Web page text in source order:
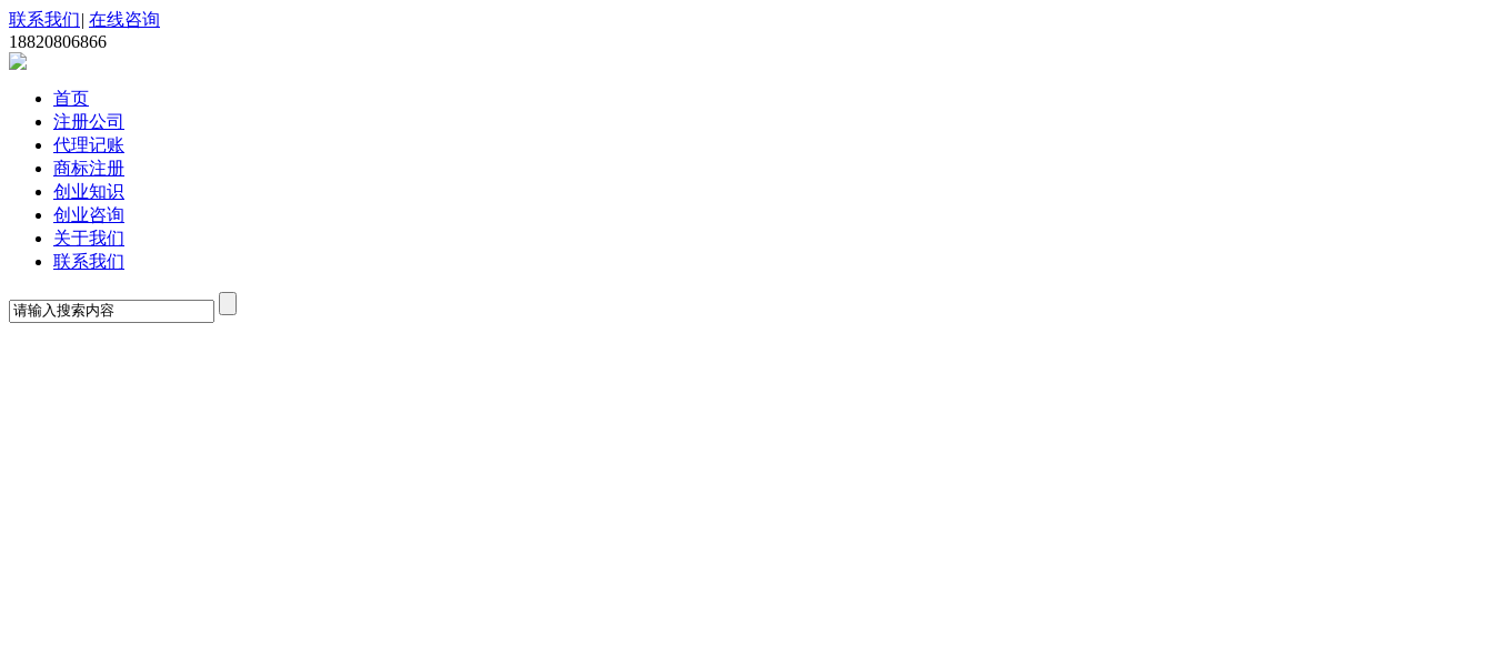
联系我们| 在线咨询
18820806866
首页
注册公司
代理记账
商标注册
创业知识
创业咨询
关于我们
联系我们